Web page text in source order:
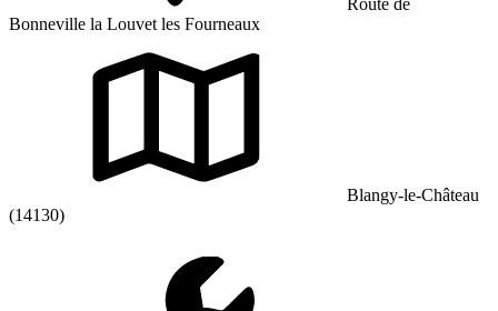
Bonneville la Louvet les Fourneaux
Blangy-le-Château
(14130)